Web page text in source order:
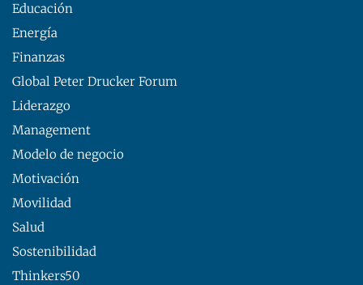
Educación
Energía
Finanzas
Global Peter Drucker Forum
Liderazgo
Management
Modelo de negocio
Motivación
Movilidad
Salud
Sostenibilidad
Thinkers50